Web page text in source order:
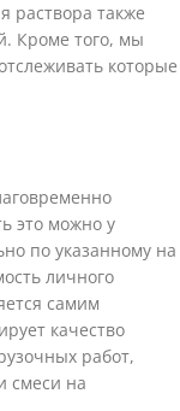
раствора также
Кроме того, мы
которые
это можно у
по указанному на
личного
самим
качество
работ,
смеси на